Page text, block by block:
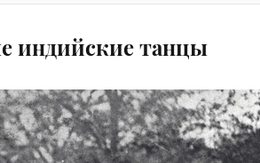
индийские танцы